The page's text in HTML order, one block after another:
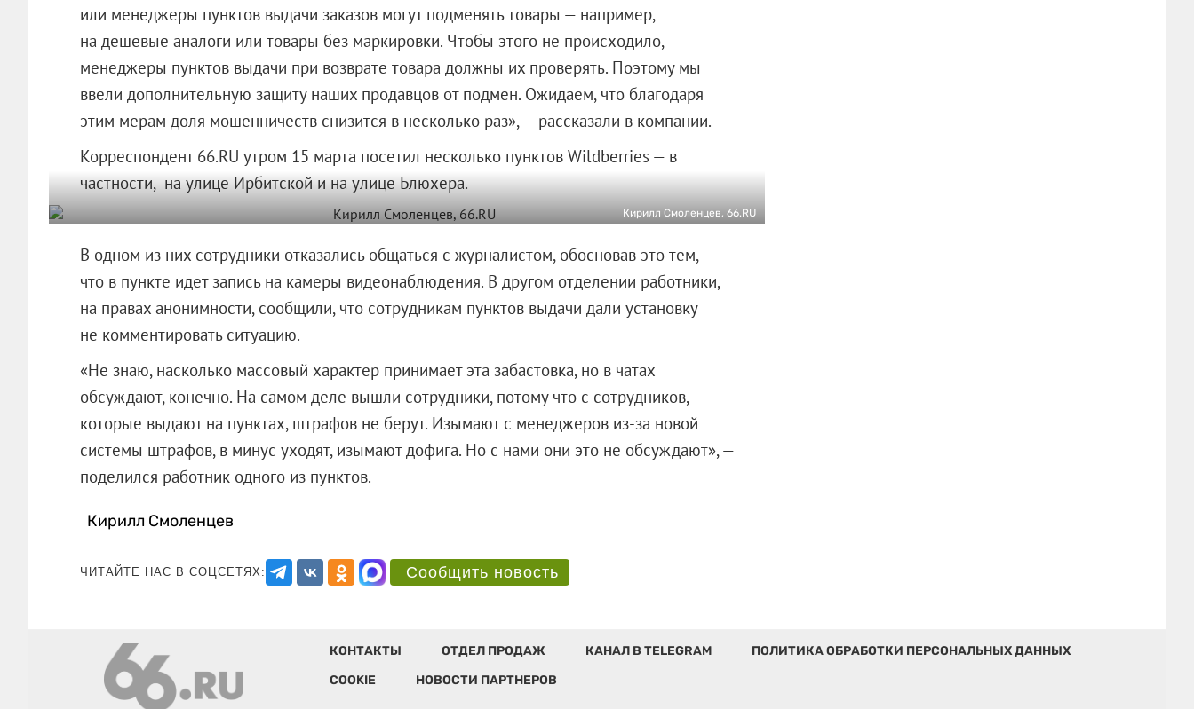
или менеджеры пунктов выдачи заказов могут подменять товары — например,
на дешевые аналоги или товары без маркировки. Чтобы этого не происходило,
менеджеры пунктов выдачи при возврате товара должны их проверять. Поэтому мы
ввели дополнительную защиту наших продавцов от подмен. Ожидаем, что благодаря
этим мерам доля мошенничеств снизится в несколько раз», — рассказали в компании.
Корреспондент 66.RU утром 15 марта посетил несколько пунктов Wildberries — в
частности, на улице Ирбитской и на улице Блюхера.
Кирилл Смоленцев, 66.RU
В одном из них сотрудники отказались общаться с журналистом, обосновав это тем,
что в пункте идет запись на камеры видеонаблюдения. В другом отделении работники,
на правах анонимности, сообщили, что сотрудникам пунктов выдачи дали установку
не комментировать ситуацию.
«Не знаю, насколько массовый характер принимает эта забастовка, но в чатах
обсуждают, конечно. На самом деле вышли сотрудники, потому что с сотрудников,
которые выдают на пунктах, штрафов не берут. Изымают с менеджеров из-за новой
системы штрафов, в минус уходят, изымают дофига. Но с нами они это не обсуждают», —
поделился работник одного из пунктов.
Кирилл Смоленцев
ЧИТАЙТЕ НАС В СОЦСЕТЯХ: Сообщить новость
КОНТАКТЫ ОТДЕЛ ПРОДАЖ КАНАЛ В TELEGRAM
ПОЛИТИКА ОБРАБОТКИ ПЕРСОНАЛЬНЫХ ДАННЫХ
COOKIE
НОВОСТИ ПАРТНЕРОВ